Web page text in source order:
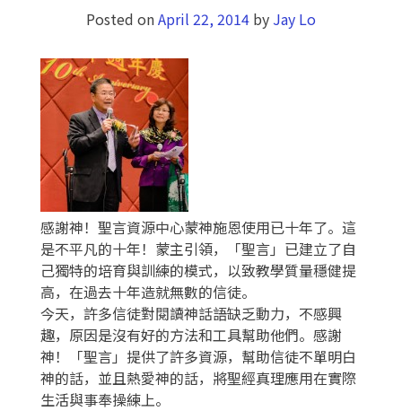
Posted onApril 22, 2014by Jay Lo
感謝神！聖言資源中心蒙神施恩使用已十年了。這
是不平凡的十年！蒙主引領，「聖言」已建立了自
己獨特的培育與訓練的模式，以致教學質量穩健提
高，在過去十年造就無數的信徒。
今天，許多信徒對閱讀神話語缺乏動力，不感興
趣，原因是沒有好的方法和工具幫助他們。感謝
神！「聖言」提供了許多資源，幫助信徒不單明白
神的話，並且熱愛神的話，將聖經真理應用在實際
生活與事奉操練上。